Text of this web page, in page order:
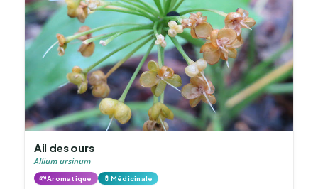
Ail des ours
Allium ursinum
🌱Aromatique 💊 Médicinale